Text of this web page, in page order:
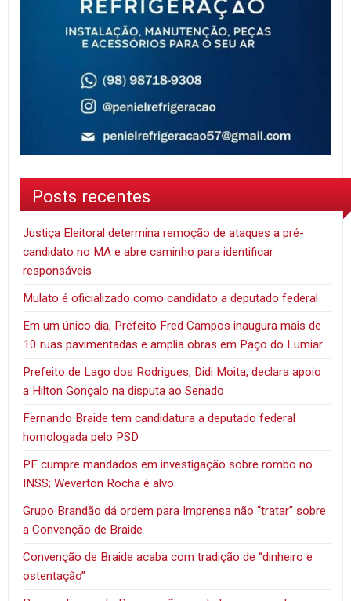
Posts recentes
Justiça Eleitoral determina remoção de ataques a pré-
candidato no MA e abre caminho para identificar
responsáveis
Mulato é oficializado como candidato a deputado federal
Em um único dia, Prefeito Fred Campos inaugura mais de
10 ruas pavimentadas e amplia obras em Paço do Lumiar
Prefeito de Lago dos Rodrigues, Didi Moita, declara apoio
a Hilton Gonçalo na disputa ao Senado
Fernando Braide tem candidatura a deputado federal
homologada pelo PSD
PF cumpre mandados em investigação sobre rombo no
INSS; Weverton Rocha é alvo
Grupo Brandão dá ordem para Imprensa não “tratar” sobre
a Convenção de Braide
Convenção de Braide acaba com tradição de “dinheiro e
ostentação”